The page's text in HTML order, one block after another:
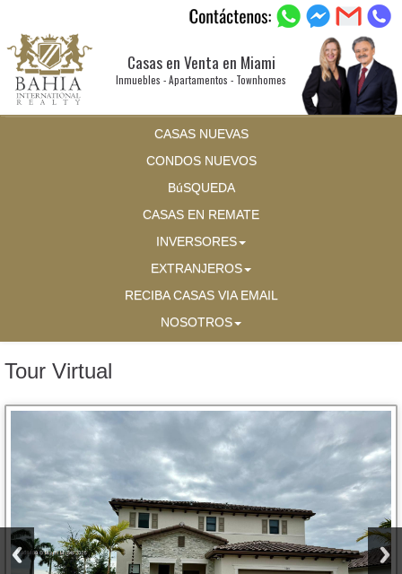
Casas en Venta en Miami
Inmuebles - Apartamentos - Townhomes
CASAS NUEVAS
CONDOS NUEVOS
BúSQUEDA
CASAS EN REMATE
INVERSORES
EXTRANJEROS
RECIBA CASAS VIA EMAIL
NOSOTROS
Tour Virtual